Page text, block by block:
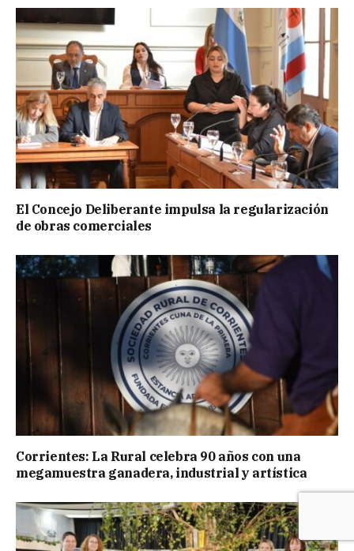
El Concejo Deliberante impulsa la regularización
de obras comerciales
Corrientes: La Rural celebra 90 años con una
megamuestra ganadera, industrial y artística